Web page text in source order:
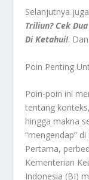
Selanjutnya
Triliun? Cek
Di Ketahui!.
Poin Penting
Poin-poin ini
tentang
hingga makna
“mengendap”
Pertama,
Kementerian
Indonesia (BI)